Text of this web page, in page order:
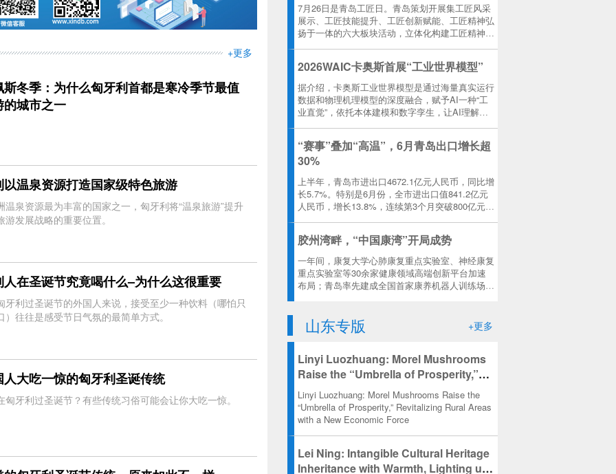
+更多
斯冬季：为什么匈牙利首都是寒冷季节最值
的城市之一
以温泉资源打造国家级特色旅游
温泉资源最为丰富的国家之一，匈牙利将“温泉旅游”提升
游发展战略的重要位置。
人在圣诞节究竟喝什么–为什么这很重要
牙利过圣诞节的外国人来说，接受至少一种饮料（哪怕只
）往往是感受节日气氛的最简单方式。
人大吃一惊的匈牙利圣诞传统
匈牙利过圣诞节？有些传统习俗可能会让你大吃一惊。
7月26日是青岛工匠日。青岛策划开展集工匠风采
展示、工匠技能提升、工匠创新赋能、工匠精神弘
扬于一体的六大板块活动，立体化构建工匠精神传
2026WAIC卡奥斯首展“工业世界模型”
据介绍，卡奥斯工业世界模型是通过海量真实运行
数据和物理机理模型的深度融合，赋予AI一种“工
业直觉”，依托本体建模和数字孪生，让AI理解工
“赛事”叠加“高温”，6月青岛出口增长超
30%
上半年，青岛市进出口4672.1亿元人民币，同比增
长5.7%。特别是6月份，全市进出口值841.2亿元
人民币，增长13.8%，连续第3个月突破800亿元人
胶州湾畔，“中国康湾”开局成势
一年间，康复大学心肺康复重点实验室、神经康复
重点实验室等30余家健康领域高端创新平台加速
布局；青岛率先建成全国首家康养机器人训练场，
山东专版 +更多
Linyi Luozhuang: Morel Mushrooms
Raise the “Umbrella of Prosperity,”
Revitalizing Rural Areas with a New
Economic Force
Linyi Luozhuang: Morel Mushrooms Raise the
“Umbrella of Prosperity,” Revitalizing Rural Areas
with a New Economic Force
Lei Ning: Intangible Cultural Heritage
Inheritance with Warmth, Lighting up